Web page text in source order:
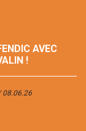
AVEC
!
08.06.26